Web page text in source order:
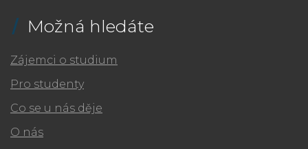
Možná hledáte
Zájemci o studium
Pro studenty
Co se u nás děje
O nás